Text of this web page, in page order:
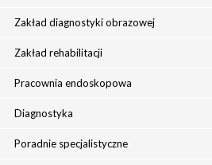
Zakład diagnostyki obrazowej
Zakład rehabilitacji
Pracownia endoskopowa
Diagnostyka
Poradnie specjalistyczne